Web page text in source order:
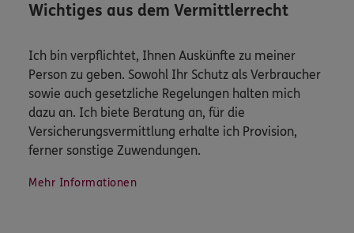
Wichtiges aus dem Vermittlerrecht
Ich bin verpflichtet, Ihnen Auskünfte zu meiner
Person zu geben. Sowohl Ihr Schutz als Verbraucher
sowie auch gesetzliche Regelungen halten mich
dazu an. Ich biete Beratung an, für die
Versicherungsvermittlung erhalte ich Provision,
ferner sonstige Zuwendungen.
Mehr Informationen